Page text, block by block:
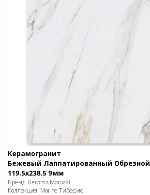
Керамогранит
Бежевый Лаппатированный Обрезной
119.5x238.5 9мм
Бренд: Kerama Marazzi
Коллекция: Монте Тиберио